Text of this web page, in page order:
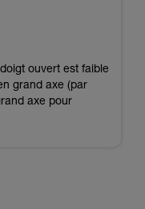
ouvert est faible
grand axe (par
axe pour